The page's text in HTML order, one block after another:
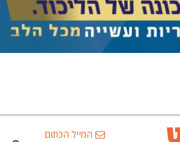
המייל הכתום